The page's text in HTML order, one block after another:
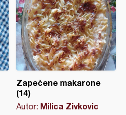
Zapečene makarone
(14)
Autor: Milica Zivkovic